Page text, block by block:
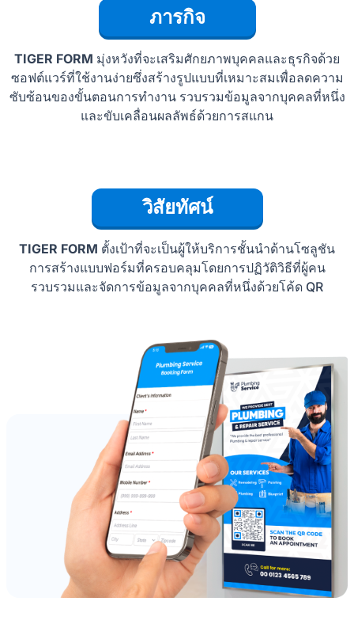
ภารกิจ
TIGER FORM มุ่งหวังที่จะเสริมศักยภาพบุคคลและธุรกิจด้วย
ซอฟต์แวร์ที่ใช้งานง่ายซึ่งสร้างรูปแบบที่เหมาะสมเพื่อลดความ
ซับซ้อนของขั้นตอนการทำงาน รวบรวมข้อมูลจากบุคคลที่หนึ่ง
และขับเคลื่อนผลลัพธ์ด้วยการสแกน
วิสัยทัศน์
TIGER FORM ตั้งเป้าที่จะเป็นผู้ให้บริการชั้นนำด้านโซลูชัน
การสร้างแบบฟอร์มที่ครอบคลุมโดยการปฏิวัติวิธีที่ผู้คน
รวบรวมและจัดการข้อมูลจากบุคคลที่หนึ่งด้วยโค้ด QR